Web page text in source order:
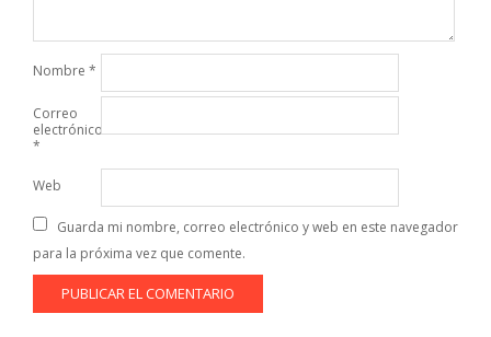
Nombre *
Correo
electrónico
*
Web
Guarda mi nombre, correo electrónico y web en este navegador
para la próxima vez que comente.